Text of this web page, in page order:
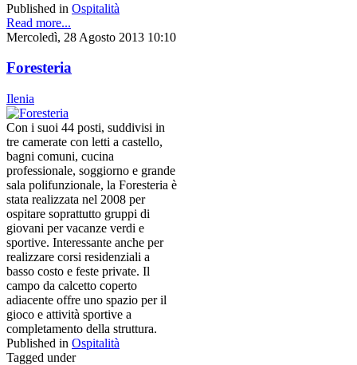
Published in Ospitalità
Read more...
Mercoledì, 28 Agosto 2013 10:10
Foresteria
Ilenia
Con i suoi 44 posti, suddivisi in
tre camerate con letti a castello,
bagni comuni, cucina
professionale, soggiorno e grande
sala polifunzionale, la Foresteria è
stata realizzata nel 2008 per
ospitare soprattutto gruppi di
giovani per vacanze verdi e
sportive. Interessante anche per
realizzare corsi residenziali a
basso costo e feste private. Il
campo da calcetto coperto
adiacente offre uno spazio per il
gioco e attività sportive a
completamento della struttura.
Published in Ospitalità
Tagged under